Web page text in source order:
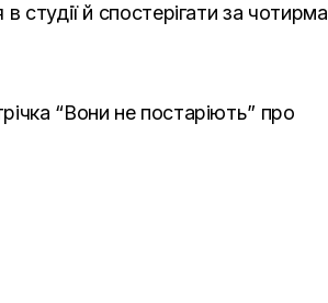
й спостерігати за чотирма
“Вони не постаріють” про